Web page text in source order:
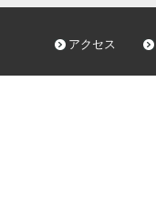
アクセス